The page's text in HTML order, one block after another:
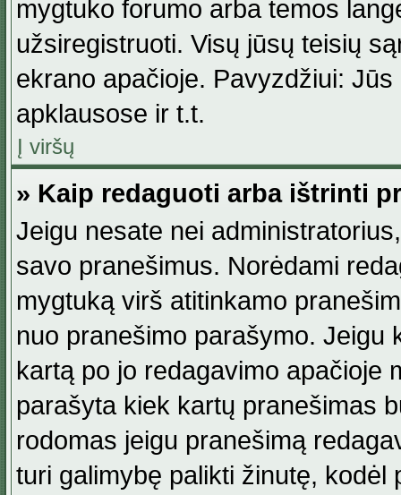
mygtuko forumo arba temos
užsiregistruoti. Visų jūsų teisių
ekrano apačioje. Pavyzdžiui:
apklausose ir t.t.
Į viršų
» Kaip redaguoti arba ištrinti
Jeigu nesate nei
savo pranešimus. Norėdami
mygtuką virš atitinkamo
nuo pranešimo parašymo. Jeigu
kartą po jo redagavimo apačioje
parašyta kiek kartų pranešimas
rodomas jeigu pranešimą
turi galimybę palikti žinutę, kodėl